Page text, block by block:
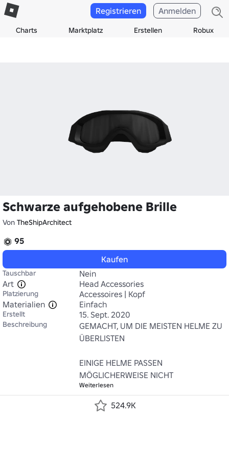
Charts Marktplatz Erstellen Robux
Registrieren Anmelden
Schwarze aufgehobene Brille
Von TheShipArchitect
95
Kaufen
Tauschbar
Nein
Art
Head Accessories
Platzierung
Accessoires | Kopf
Materialien
Einfach
Erstellt 15. Sept. 2020
Beschreibung
GEMACHT, UM DIE MEISTEN HELME ZU
ÜBERLISTEN
EINIGE HELME PASSEN
MÖGLICHERWEISE NICHT
Weiterlesen
524.9K